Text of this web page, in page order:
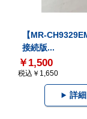
【MR-
接続版...
￥1,500
税込￥1,650
詳